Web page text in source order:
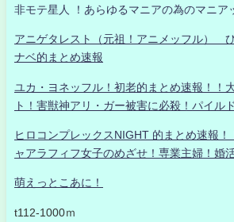
非モテ星人 ！あらゆるマニアの為のマニア
アニゲタレスト（元祖！アニメッフル）
ナベ的まとめ速報
ユカ・ヨネッフル！初老的まとめ速報！！
ト！害獣神アリ・ガー被害に必殺！パイル
ヒロコンプレックスNIGHT 的まとめ速報
ャアラフィフ女子のめざせ！専業主婦！婚
萌えっとこあに！
t112-1000ｍ